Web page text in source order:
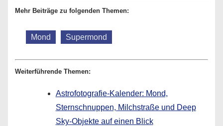
Mehr Beiträge zu folgenden Themen:
Mond Supermond
Weiterführende Themen:
Astrofotografie-Kalender: Mond,
Sternschnuppen, Milchstraße und Deep
Sky-Objekte auf einen Blick